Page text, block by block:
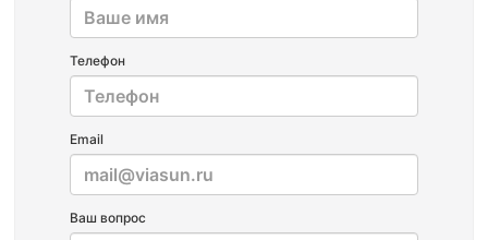
Телефон
Email
Ваш вопрос